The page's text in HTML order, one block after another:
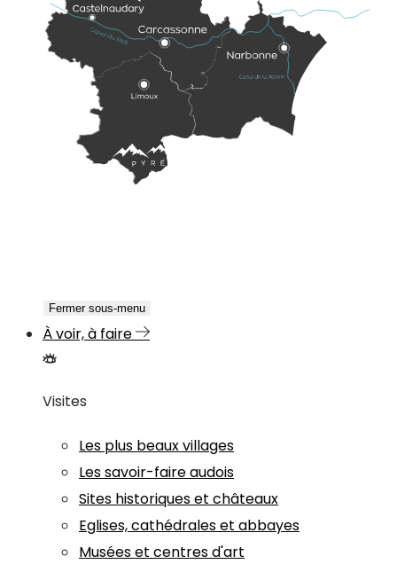
Fermer sous-menu
À voir, à faire
Visites
Les plus beaux villages
Les savoir-faire audois
Sites historiques et châteaux
Eglises, cathédrales et abbayes
Musées et centres d'art